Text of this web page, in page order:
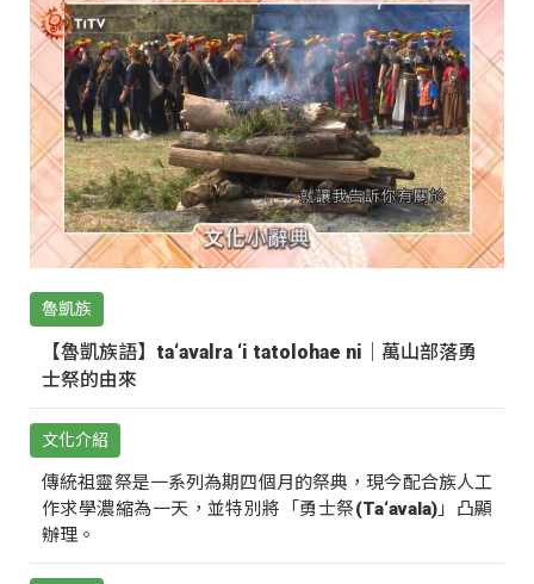
魯凱族
【魯凱族語】ta‘avalra ‘i tatolohae ni｜萬山部落勇
士祭的由來
文化介紹
傳統祖靈祭是一系列為期四個月的祭典，現今配合族人工
作求學濃縮為一天，並特別將「勇士祭(Ta‘avala)」凸顯
辦理。